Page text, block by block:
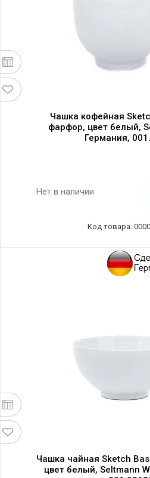
Чашка кофейная
фарфор, цвет белый,
Германия,
Нет в наличии
Код товара:
Чашка чайная Sketch
цвет белый, Seltmann